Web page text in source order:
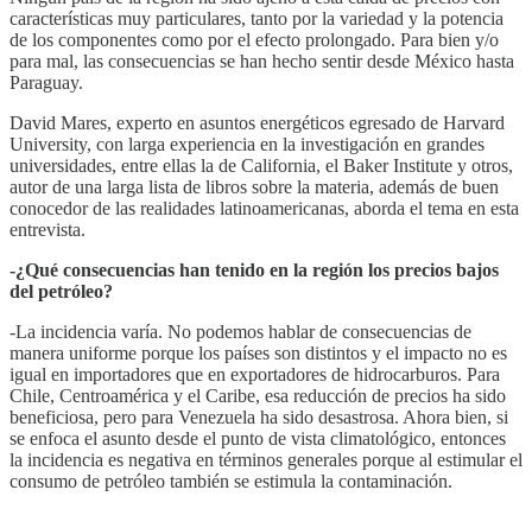
características muy particulares, tanto por la variedad y la potencia
de los componentes como por el efecto prolongado. Para bien y/o
para mal, las consecuencias se han hecho sentir desde México hasta
Paraguay.
David Mares, experto en asuntos energéticos egresado de Harvard
University, con larga experiencia en la investigación en grandes
universidades, entre ellas la de California, el Baker Institute y otros,
autor de una larga lista de libros sobre la materia, además de buen
conocedor de las realidades latinoamericanas, aborda el tema en esta
entrevista.
-¿Qué consecuencias han tenido en la región los precios bajos
del petróleo?
-La incidencia varía. No podemos hablar de consecuencias de
manera uniforme porque los países son distintos y el impacto no es
igual en importadores que en exportadores de hidrocarburos. Para
Chile, Centroamérica y el Caribe, esa reducción de precios ha sido
beneficiosa, pero para Venezuela ha sido desastrosa. Ahora bien, si
se enfoca el asunto desde el punto de vista climatológico, entonces
la incidencia es negativa en términos generales porque al estimular el
consumo de petróleo también se estimula la contaminación.